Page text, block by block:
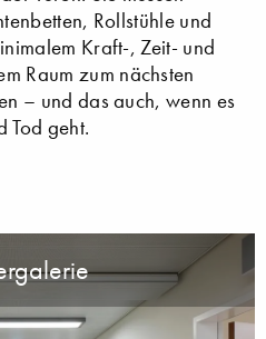
Rollstühle und
Kraft-, Zeit- und
Raum zum nächsten
– und das auch, wenn es
Tod geht.